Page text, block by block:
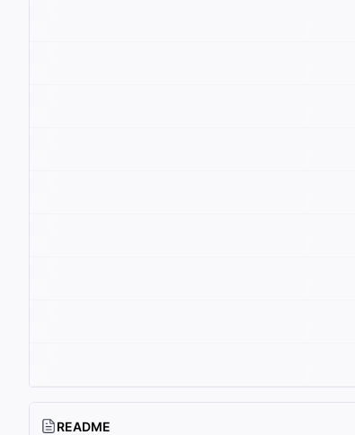
README